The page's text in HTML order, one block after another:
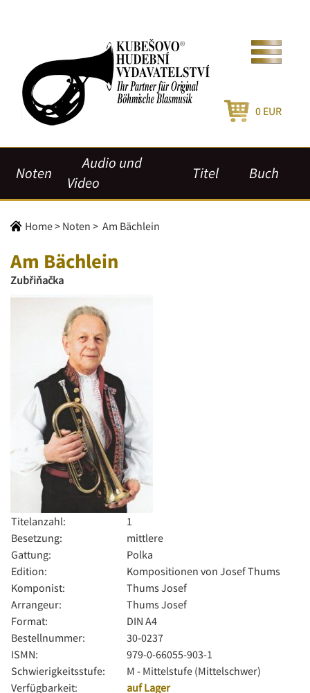
0 EUR
Noten
Audio und
Video
Titel Buch
Home> Noten > Am Bächlein
Am Bächlein
Zubřiňačka
Titelanzahl:
1
Besetzung:
mittlere
Gattung:
Polka
Edition:
Kompositionen von Josef Thums
Komponist:
Thums Josef
Arrangeur:
Thums Josef
Format:
DIN A4
Bestellnummer:
30-0237
ISMN:
979-0-66055-903-1
Schwierigkeitsstufe:
M - Mittelstufe (Mittelschwer)
Verfügbarkeit:
auf Lager